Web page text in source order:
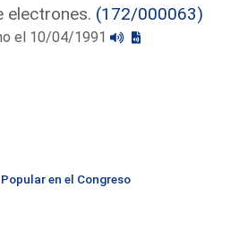
electrones. (172/000063)
el 10/04/1991
en el Congreso